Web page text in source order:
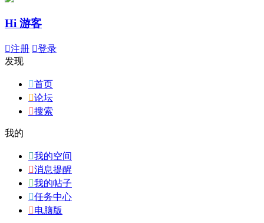
Hi 游客
注册 登录
发现
首页
论坛
搜索
我的
我的空间
消息提醒
我的帖子
任务中心
电脑版